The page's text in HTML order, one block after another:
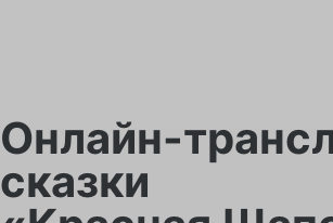
Онлайн-
сказки